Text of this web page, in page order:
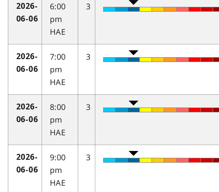
2026-
06-06
6:00
pm
HAE
3
2026-
06-06
7:00
pm
HAE
3
2026-
06-06
8:00
pm
HAE
3
2026-
06-06
9:00
pm
HAE
3